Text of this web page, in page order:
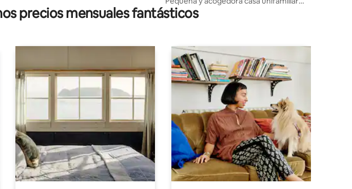
con gran jardín y terraza.
precios mensuales fantásticos